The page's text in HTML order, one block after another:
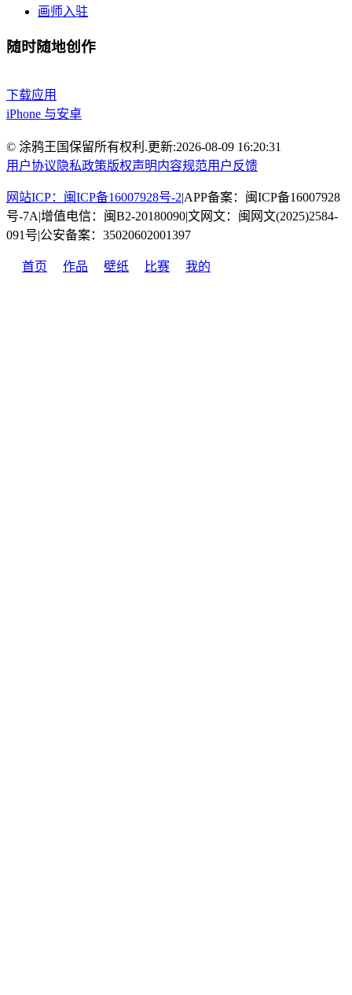
画师入驻
随时随地创作
下载应用
iPhone 与安卓
© 涂鸦王国保留所有权利.更新:2026-08-09 16:20:31
用户协议 隐私政策版权声明内容规范用户反馈
网站ICP：闽ICP备16007928号-2|APP备案：闽ICP备16007928
号-7A|增值电信：闽B2-20180090|文网文：闽网文(2025)2584-
091号|公安备案：35020602001397
首页 作品 壁纸 比赛 我的